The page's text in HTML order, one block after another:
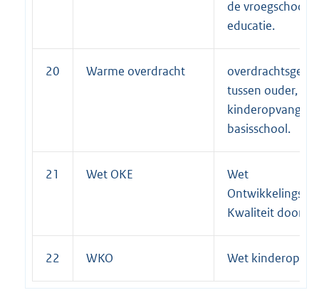
de vroegschoolse
educatie.
20 Warme overdracht
tussen ouder, de
kinderopvang
basisschool.
21 Wet OKE
Wet
Kwaliteit door
22 WKO Wet